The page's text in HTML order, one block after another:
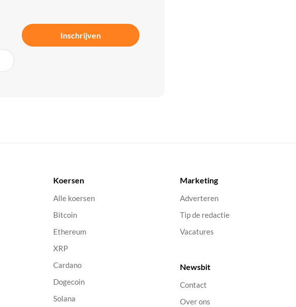
Inschrijven
Koersen
Alle koersen
Bitcoin
Ethereum
XRP
Cardano
Dogecoin
Solana
Marketing
Adverteren
Tip de redactie
Vacatures
Newsbit
Contact
Over ons